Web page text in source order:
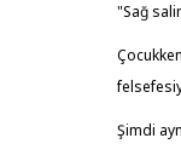
"Sağ
Şimdi